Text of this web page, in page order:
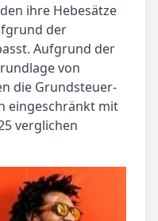
ihre Hebesätze
der
Aufgrund der
von
die Grundsteuer-
eingeschränkt mit
verglichen